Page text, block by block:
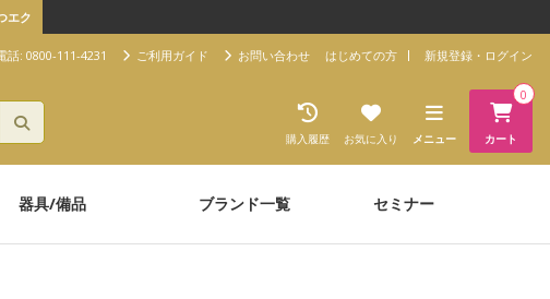
エク
話: 0800-111-4231 ご利用ガイド お問い合わせ はじめての方 新規登録・ログイン
カート
0
メニュー
お気に入り
購入履歴
器具/備品 ブランド一覧 セミナー